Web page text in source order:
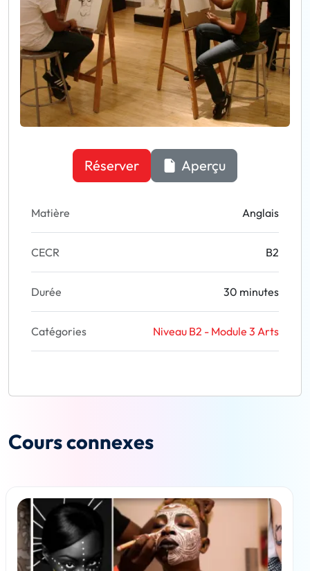
Réserver Aperçu
Matière Anglais
CECR B2
Durée 30 minutes
Catégories Niveau B2 - Module 3 Arts
Cours connexes